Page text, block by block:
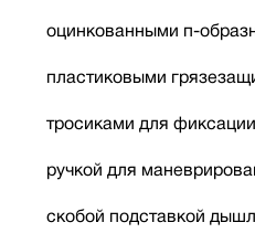
оцинкованными п-
пластиковыми
тросиками для
ручкой для
скобой подставкой